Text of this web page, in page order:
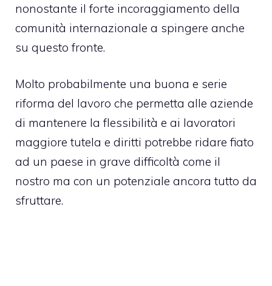
nonostante il forte incoraggiamento della
comunità internazionale a spingere anche
su questo fronte.
Molto probabilmente una buona e serie
riforma del lavoro che permetta alle aziende
di mantenere la flessibilità e ai lavoratori
maggiore tutela e diritti potrebbe ridare fiato
ad un paese in grave difficoltà come il
nostro ma con un potenziale ancora tutto da
sfruttare.